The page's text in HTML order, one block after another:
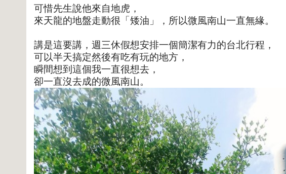
可惜先生說他來自地虎，
來天龍的地盤走動很「矮油」，所以微風南山一直無緣。
講是這要講，週三休假想安排一個簡潔有力的台北行程，
可以半天搞定然後有吃有玩的地方，
瞬間想到這個我一直很想去，
卻一直沒去成的微風南山。